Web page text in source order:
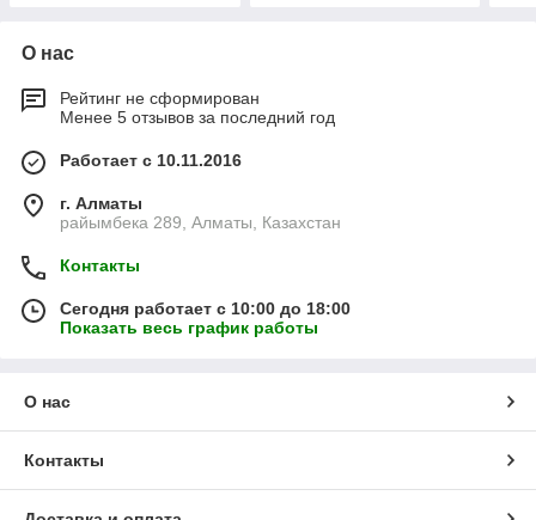
О нас
Рейтинг не сформирован
Менее 5 отзывов за последний год
Работает с 10.11.2016
г. Алматы
райымбека 289, Алматы, Казахстан
Контакты
Сегодня работает с 10:00 до 18:00
Показать весь график работы
О нас
Контакты